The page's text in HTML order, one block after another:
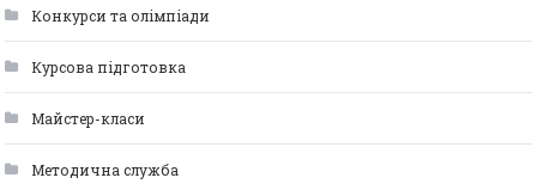
Конкурси та олімпіади
Курсова підготовка
Майстер-класи
Методична служба